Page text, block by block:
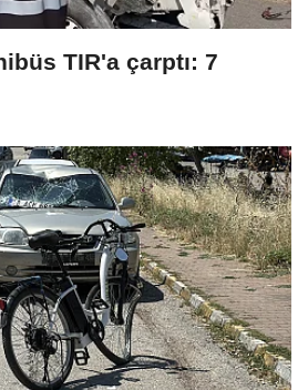
TIR'a çarptı: 7